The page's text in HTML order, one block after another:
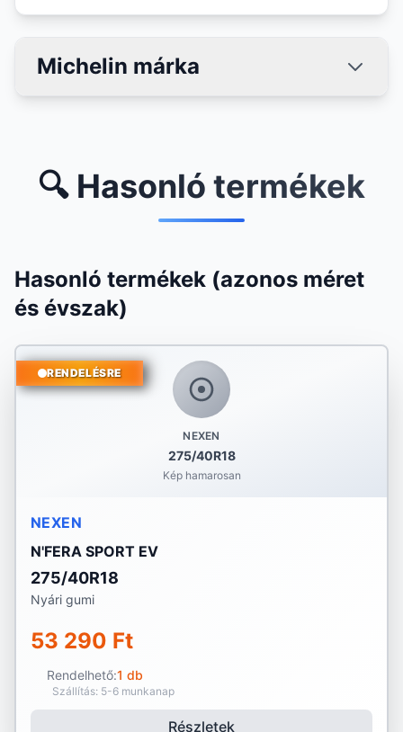
Michelin márka
🔍 Hasonló termékek
Hasonló termékek (azonos méret
és évszak)
NEXEN
275/40R18
Kép hamarosan
RENDELÉSRE
NEXEN
N'FERA SPORT EV
275/40R18
Nyári gumi
53 290 Ft
Rendelhető:1 db
Szállítás: 5-6 munkanap
Részletek